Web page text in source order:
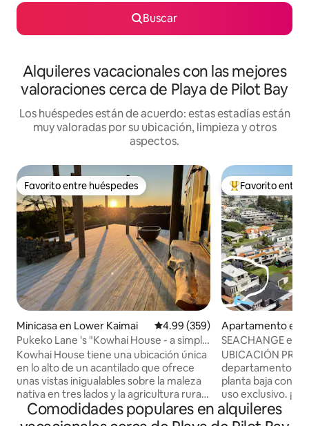
Buscar
Alquileres vacacionales con las mejores
valoraciones cerca de Playa de Pilot Bay
Los huéspedes están de acuerdo: estas estadías están
muy valoradas por su ubicación, limpieza y otros
aspectos.
Favorito entre huéspedes
Favorito entre huéspedes
Minicasa en Lower Kaimai Calificación promedio: 4.99 de
4.99 (359)
Pukeko Lane 's "Kowhai House - a simple
blend "
Kowhai House tiene una ubicación única
en lo alto de un acantilado que ofrece
unas vistas inigualables sobre la maleza
nativa en tres lados y la agricultura rural
en el otro. Al ser una nueva
construcción, nuestro objetivo ha sido
Favorito entre
Favorito entre
Apartamento en
unganui
SEACHANGE en
Maunganui
UBICACIÓN
departamento de
planta baja con
uso exclusivo.
de su puerta! A 2
playa de Pilot
Comodidades populares en alquileres